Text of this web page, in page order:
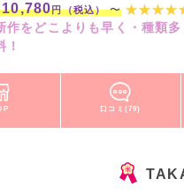
10,780円（税込）〜
作をどこよりも早く・種類
！
口コミ(79)